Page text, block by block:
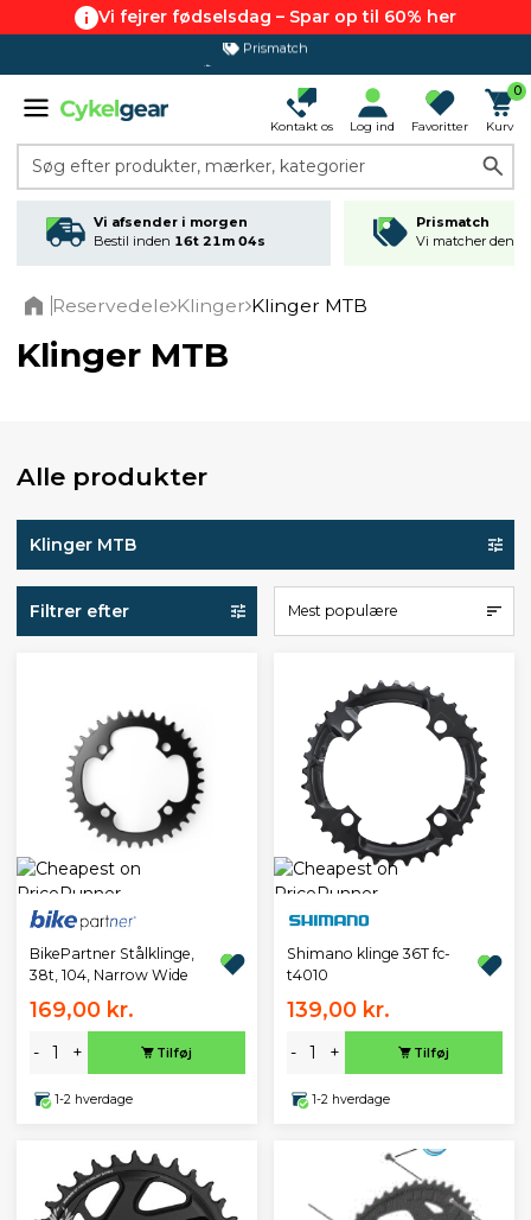
Vi fejrer fødselsdag – Spar op til 60% her
365 dages returret
Kontakt os Log ind Favoritter
0
Kurv
Søg efter produkter, mærker, kategorier
Vi afsender i morgen
Bestil inden 16t 21m 04s
Prismatch
Vi matcher den
Reservedele Klinger Klinger MTB
Klinger MTB
Alle produkter
Klinger MTB
Filtrer efter Mest populære
BikePartner Stålklinge,
38t, 104, Narrow Wide
169,00 kr.
- + Tilføj
1-2 hverdage
Shimano klinge 36T fc-
t4010
139,00 kr.
- + Tilføj
1-2 hverdage